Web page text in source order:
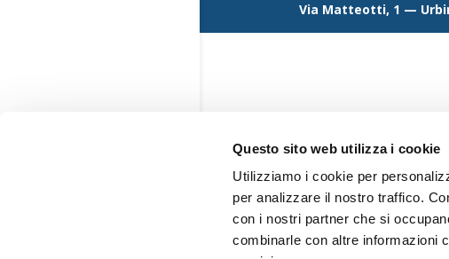
Questo sito web utilizza i cookie
Utilizziamo i cookie per
per analizzare il nostro traffico.
con i nostri partner che si
combinarle con altre informazioni
Via Matteotti, 1 —